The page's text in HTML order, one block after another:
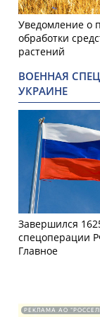
Уведомление о
обработки
растений
ВОЕННАЯ
УКРАИНЕ
Завершился
спецоперации
Главное
РЕКЛАМА АО